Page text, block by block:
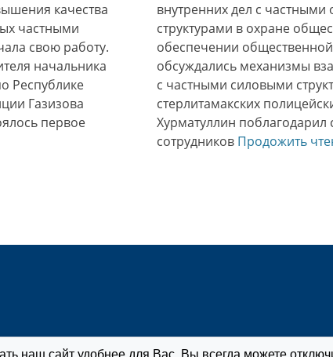
качества
частными
свою работу.
начальника
Республике
Газизова
первое
внутренних дел с
структурами в охране
обеспечении
обсуждались механизмы
с частными силовыми
стерлитамакских
Хурматуллин поблагодарил
сотрудников Продожить
наш сайт удобнее для Вас. Вы всегда можете